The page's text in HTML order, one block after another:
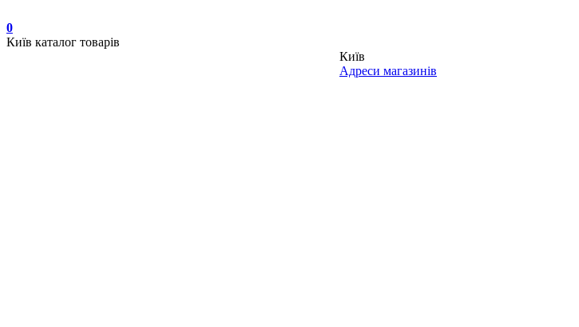
0
Київ каталог товарів
Київ
Адреси магазинів